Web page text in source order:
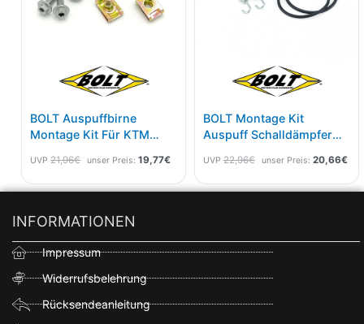
BOLT Auspuffbirne
Montage Kit Für KTM
Beta
UVP 21,96€ unser Preis: 19,77€
BOLT Montage Kit
Auspuff Schalldämpfer
UVP 22,96€ unser Preis: 20,66€
INFORMATIONEN
Impressum
Widerrufsbelehrung
Rücksendeanleitung